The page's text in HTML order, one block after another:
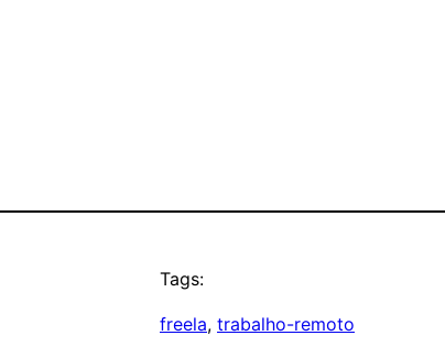
Tags:
freela, trabalho-remoto